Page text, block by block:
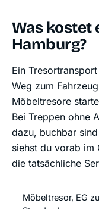
Was kostet
Hamburg?
Ein
Weg zum
Möbeltresore
Bei Treppen ohne
dazu, buchbar
siehst du vorab im
die tatsächliche
Möbeltresor, EG